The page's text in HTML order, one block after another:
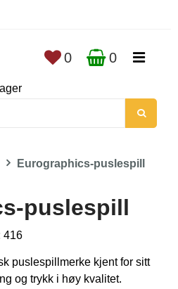
0 0
Eurographics-puslespill
puslespill
416
puslespillmerke kjent for sitt
og trykk i høy kvalitet.